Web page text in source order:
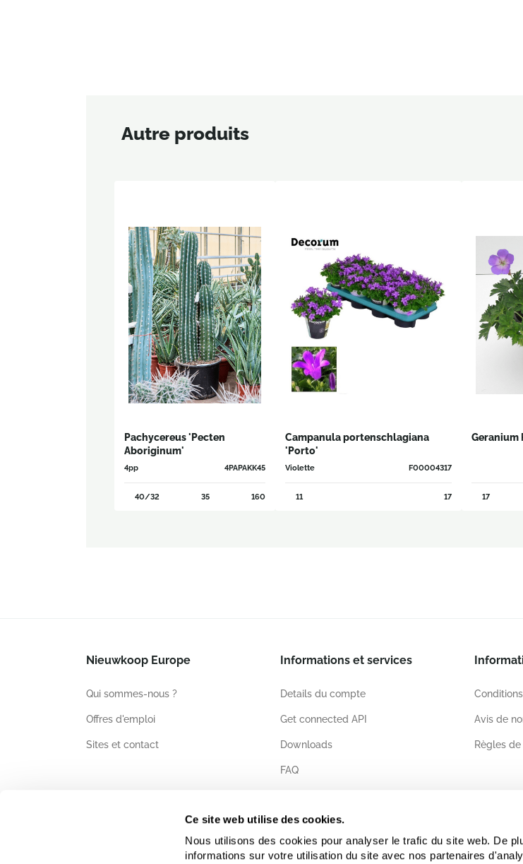
Ce site web utilise des cookies.
Nous utilisons des cookies pour analyser le trafic du site web. De
informations sur votre utilisation du site avec nos partenaires
Autre produits
Pachycereus 'Pecten
Aboriginum'
4pp 4PAPAKK45
40/32 35 160
Campanula portenschlagiana
'Porto'
Violette F00004317
11 17
Geranium
17
Nieuwkoop Europe
Qui sommes-nous ?
Offres d'emploi
Sites et contact
Informations et services
Details du compte
Get connected API
Downloads
FAQ
Avis de
Règles